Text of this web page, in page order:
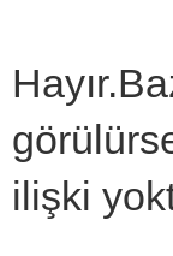
ilişki